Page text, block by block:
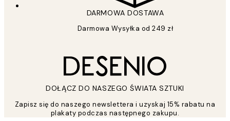
DARMOWA DOSTAWA
Darmowa Wysyłka od 249 zł
DOŁĄCZ DO NASZEGO ŚWIATA SZTUKI
Zapisz się do naszego newslettera i uzyskaj 15% rabatu na
plakaty podczas następnego zakupu.